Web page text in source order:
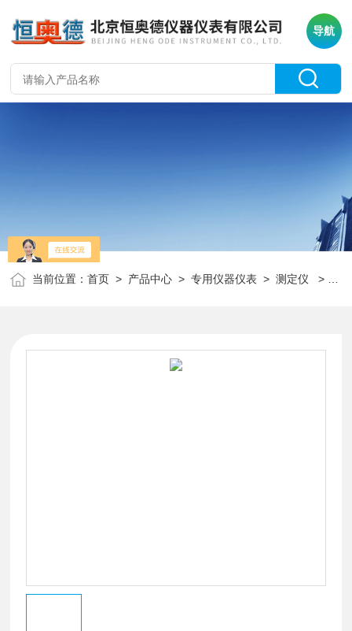
导航
当前位置：首页 > 产品中心 >专用仪器仪表 >测定仪 > HAD-L3536石油产品闪点和燃点测定仪